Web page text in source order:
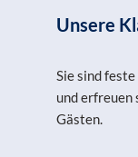
Unsere
Sie sind
und
Gästen.